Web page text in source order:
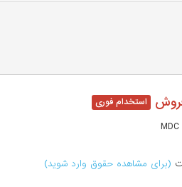
(برای مشاهده حقوق وارد شوید)